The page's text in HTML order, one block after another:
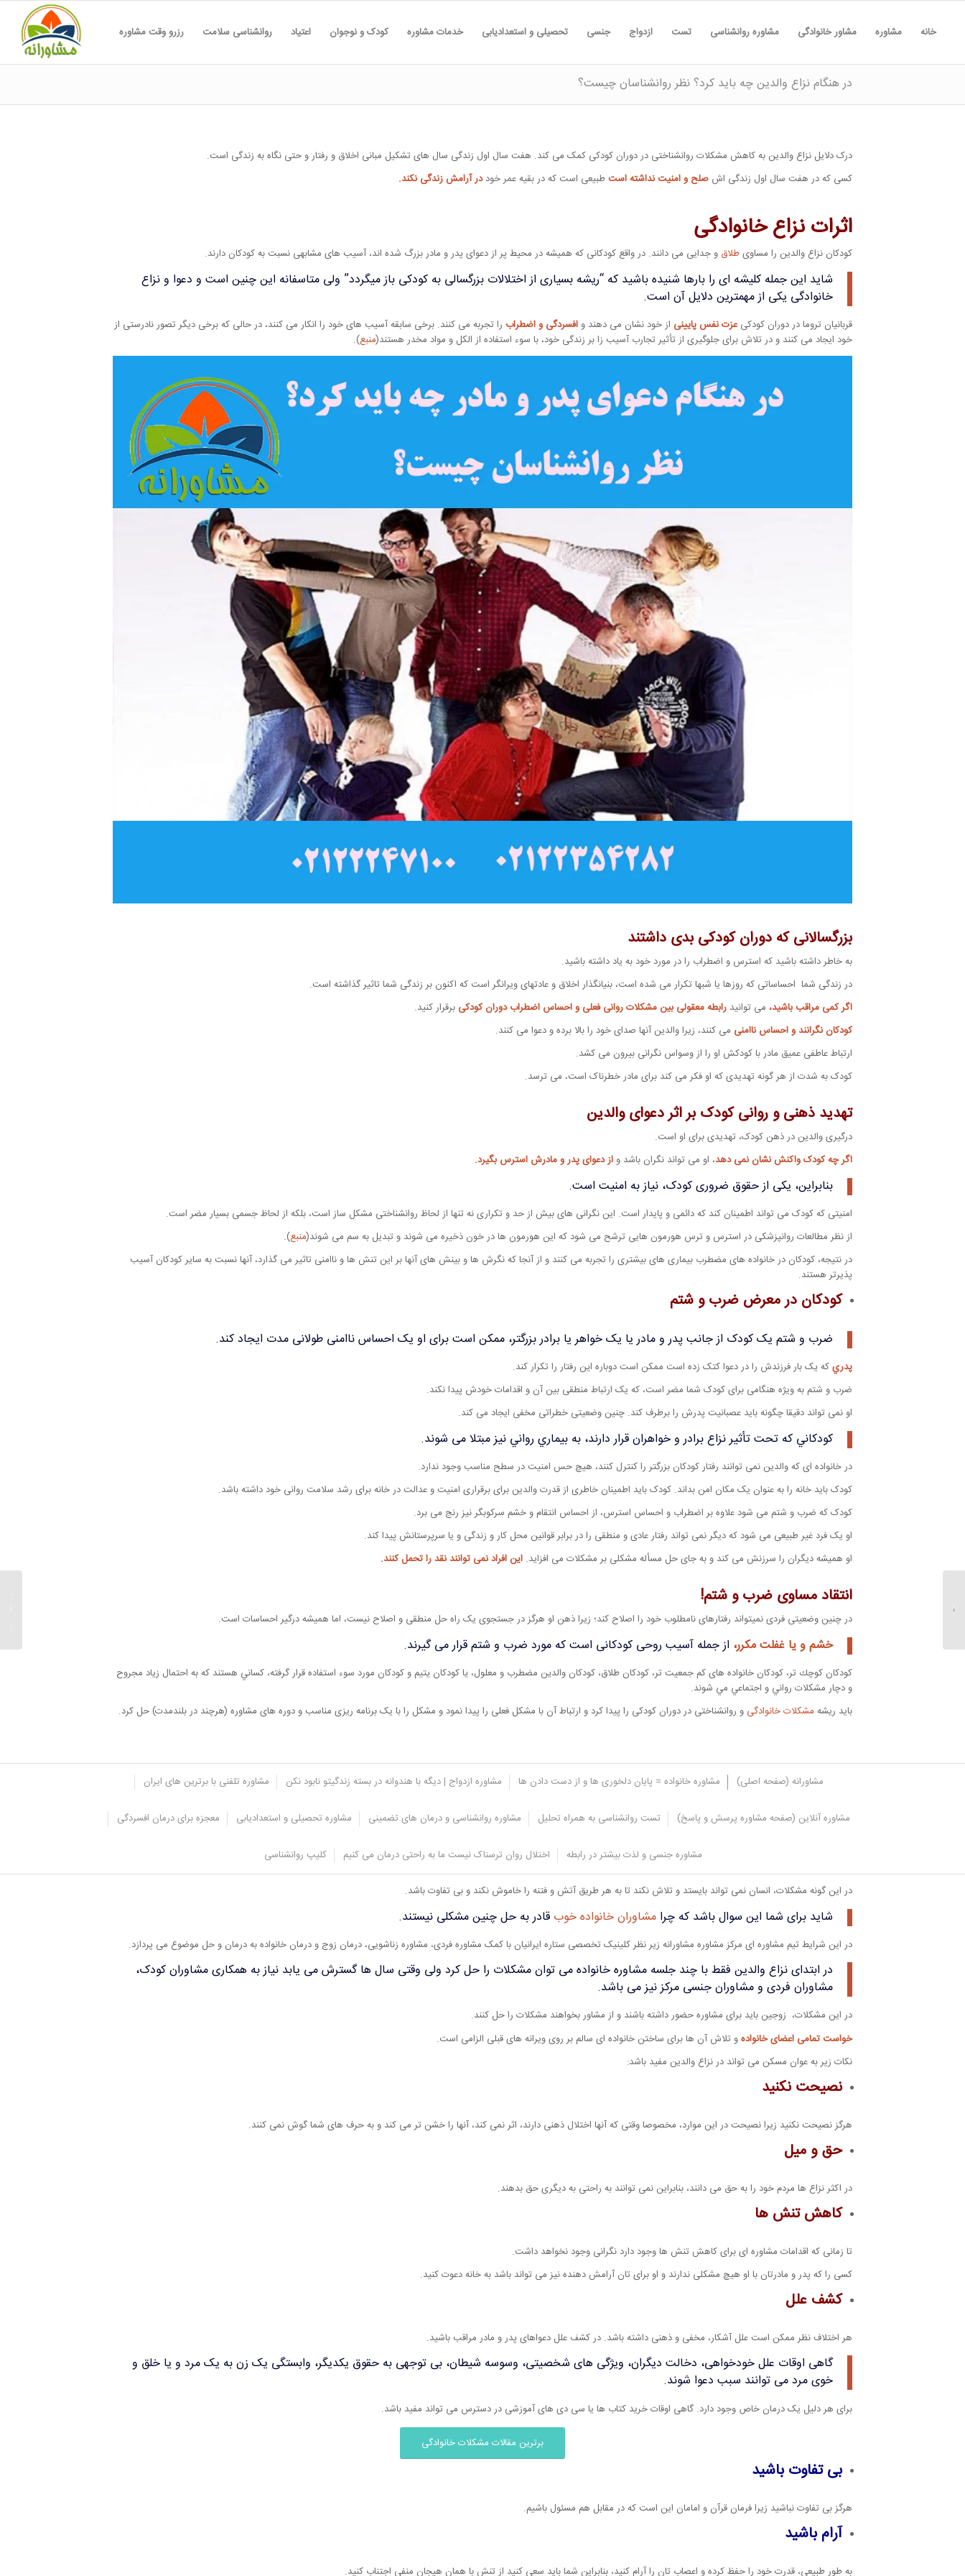
خانه مشاوره مشاور خانوادگی مشاوره روانشناسی تست ازدواج جنسی تحصیلی و استعدادیابی خدمات مشاوره کودک و نوجوان اعتیاد روانشناسی سلامت رزرو وقت مشاوره
در هنگام نزاع والدین چه باید کرد؟ نظر روانشناسان چیست؟
درک دلایل نزاع والدین به کاهش مشکلات روانشناختی در دوران کودکی کمک می کند. هفت سال اول زندگی سال های تشکیل مبانی اخلاق و رفتار و حتی نگاه به زندگی است.
کسی که در هفت سال اول زندگی اش صلح و امنیت نداشته استطبیعی است که در بقیه عمر خوددر آرامش زندگی نکند.
اثرات نزاع خانوادگی
کودکان نزاع والدین را مساویطلاق و جدایی می دانند. در واقع کودکانی که همیشه در محیط پر از دعوای پدر و مادر بزرگ شده اند، آسیب های مشابهی نسبت به کودکان دارند.
شاید این جمله کلیشه ای را بارها شنیده باشید که “ریشه بسیاری از اختلالات بزرگسالی به کودکی باز میگردد” ولی متاسفانه این چنین است و دعوا و نزاع
خانوادگی یکی از مهمترین دلایل آن است.
قربانیان تروما در دوران کودکیعزت نفس پایینی از خود نشان می دهند و افسردگی و اضطراب را تجربه می کنند. برخی سابقه آسیب های خود را انکار می کنند، در حالی که برخی دیگر تصور نادرستی از
خود ایجاد می کنند و در تلاش برای جلوگیری از تأثیر تجارب آسیب زا بر زندگی خود، با سوء استفاده از الکل و مواد مخدر هستند(منبع).
بزرگسالانی که دوران کودکی بدی داشتند
به خاطر داشته باشید که استرس و اضطراب را در مورد خود به یاد داشته باشید.
در زندگی شما احساساتی که روزها یا شبها تکرار می شده است، بنیانگذار اخلاق و عادتهای ویرانگر است که اکنون بر زندگی شما تاثیر گذاشته است.
اگر کمی مراقب باشید، می توانید رابطه معقولی بین مشکلات روانی فعلی و احساس اضطراب دوران کودکی برقرار کنید.
کودکان نگرانند و احساس ناامنی می کنند، زیرا والدین آنها صدای خود را بالا برده و دعوا می کنند.
ارتباط عاطفی عمیق مادر با کودکش او را از وسواس نگرانی بیرون می کشد.
کودک به شدت از هر گونه تهدیدی که او فکر می کند برای مادر خطرناک است، می ترسد.
تهدید ذهنی و روانی کودک بر اثر دعوای والدین
درگیری والدین در ذهن کودک، تهدیدی برای او است.
اگر چه کودک واکنش نشان نمی دهد، او می تواند نگران باشد واز دعوای پدر و مادرش استرس بگیرد.
بنابراین، یکی از حقوق ضروری کودک، نیاز به امنیت است.
امنیتی که کودک می تواند اطمینان کند که دائمی و پایدار است. این نگرانی های بیش از حد و تکراری نه تنها از لحاظ روانشناختی مشکل ساز است، بلکه از لحاظ جسمی بسیار مضر است.
از نظر مطالعات روانپزشکی در استرس و ترس هورمون هایی ترشح می شود که این هورمون ها در خون ذخیره می شوند و تبدیل به سم می شوند(منبع).
در نتیجه، کودکان در خانواده های مضطرب بیماری های بیشتری را تجربه می کنند و از آنجا که نگرش ها و بینش های آنها بر این تنش ها و ناامنی تاثیر می گذارد، آنها نسبت به سایر کودکان آسیب
پذیرتر هستند.
کودکان در معرض ضرب و شتم
ضرب و شتم یک کودک از جانب پدر و مادر یا یک خواهر یا برادر بزرگتر، ممکن است برای او یک احساس ناامنی طولانی مدت ایجاد کند.
پدريکه يک بار فرزندش را در دعوا کتک زده است ممکن است دوباره اين رفتار را تکرار کند.
ضرب و شتم به ویژه هنگامی برای کودک شما مضر است، که یک ارتباط منطقی بین آن و اقدامات خودش پیدا نکند.
او نمی تواند دقیقا چگونه باید عصبانیت پدرش را برطرف کند. چنین وضعیتی خطراتی مخفی ایجاد می کند.
کودکاني كه تحت تأثير نزاع برادر و خواهران قرار دارند، به بيماري رواني نيز مبتلا می شوند.
در خانواده ای که والدین نمی توانند رفتار کودکان بزرگتر را کنترل کنند، هیچ حس امنیت در سطح مناسب وجود ندارد.
کودک باید خانه را به عنوان یک مکان امن بداند. کودک باید اطمینان خاطری از قدرت والدین برای برقراری امنیت و عدالت در خانه برای رشد سلامت روانی خود داشته باشد.
کودک که ضرب و شتم می شود علاوه بر اضطراب و احساس استرس، از احساس انتقام و خشم سرکوبگر نیز رنج می برد.
او یک فرد غیر طبیعی می شود که دیگر نمی تواند رفتار عادی و منطقی را در برابر قوانین محل کار و زندگی و یا سرپرستانش پیدا کند.
او همیشه دیگران را سرزنش می کند و به جای حل مسأله مشکلی بر مشکلات می افزاید. این افراد نمی توانند نقد را تحمل کنند.
انتقاد مساوی ضرب و شتم!
در چنین وضعیتی فردی نمیتواند رفتارهای نامطلوب خود را اصلاح کند؛ زیرا ذهن او هرگز در جستجوی یک راه حل منطقی و اصلاح نیست، اما همیشه درگیر احساسات است.
خشم و یا غفلت مکرر، از جمله آسیب روحی کودکانی است که مورد ضرب و شتم قرار می گیرند.
كودكان كوچك تر، كودكان خانواده های کم جمعیت تر، كودكان طلاق، كودكان والدين مضطرب و معلول، يا كودكان يتيم و كودكان مورد سوء استفاده قرار گرفته، كساني هستند كه به احتمال زياد مجروح
و دچار مشكلات رواني و اجتماعي مي شوند.
باید ریشه مشکلات خانوادگی و روانشناختی در دوران کودکی را پیدا کرد و ارتباط آن با مشکل فعلی را پیدا نمود و مشکل را با یک برنامه ریزی مناسب و دوره های مشاوره (هرچند در بلندمدت) حل کرد.
مشاورانه (صفحه اصلی) مشاوره خانواده = پایان دلخوری ها و از دست دادن ها مشاوره ازدواج | دیگه با هندوانه در بسته زندگیتو نابود نکن مشاوره تلفنی با برترین های ایران
مشاوره آنلاین (صفحه مشاوره پرسش و پاسخ) تست روانشناسی به همراه تحلیل مشاوره روانشناسی و درمان های تضمینی مشاوره تحصیلی و استعدادیابی معجزه برای درمان افسردگی
مشاوره جنسی و لذت بیشتر در رابطه اختلال روان ترسناک نیست ما به راحتی درمان می کنیم کلیپ روانشناسی راه حل های روانشناسان رفع نزاع والدین
در این گونه مشکلات، انسان نمی تواند بایستد و تلاش نکند تا به هر طریق آتش و فتنه را خاموش نکند و بی تفاوت باشد.
شاید برای شما این سوال باشد که چرا مشاوران خانواده خوب قادر به حل چنین مشکلی نیستند.
در این شرایط تیم مشاوره ای مرکز مشاوره مشاورانه زیر نظر کلینیک تخصصی ستاره ایرانیان با کمک مشاوره فردی، مشاوره زناشویی، درمان زوج و درمان خانواده به درمان و حل موضوع می پردازد.
در ابتدای نزاع والدین فقط با چند جلسه مشاوره خانواده می توان مشکلات را حل کرد ولی وقتی سال ها گسترش می یابد نیاز به همکاری مشاوران کودک،
مشاوران فردی و مشاوران جنسی مرکز نیز می باشد.
در این مشکلات، زوجین باید برای مشاوره حضور داشته باشند و از مشاور بخواهند مشکلات را حل کنند.
خواست تمامی اعضای خانوادهو تلاش آن ها برای ساختن خانواده ای سالم بر روی ویرانه های قبلی الزامی است.
نکات زیر به عوان مسکن می تواند در نزاع والدین مفید باشد:
نصیحت نکنید
هرگز نصیحت نکنید زیرا نصیحت در این موارد، مخصوصا وقتی که آنها اختلال ذهنی دارند، اثر نمی کند، آنها را خشن تر می کند و به حرف های شما گوش نمی کنند.
حق و میل
در اکثر نزاع ها مردم خود را به حق می دانند، بنابراین نمی توانند به راحتی به دیگری حق بدهند.
کاهش تنش ها
تا زمانی که اقدامات مشاوره ای برای کاهش تنش ها وجود دارد نگرانی وجود نخواهد داشت.
کسی را که پدر و مادرتان با او هیچ مشکلی ندارند و او برای تان آرامش دهنده نیز می تواند باشد به خانه دعوت کنید.
کشف علل
هر اختلاف نظر ممکن است علل آشکار، مخفی و ذهنی داشته باشد. در کشف علل دعواهای پدر و مادر مراقب باشید.
گاهی اوقات علل خودخواهی، دخالت دیگران، ویژگی های شخصیتی، وسوسه شیطان، بی توجهی به حقوق یکدیگر، وابستگی یک زن به یک مرد و یا خلق و
خوی مرد می توانند سبب دعوا شوند.
برای هر دلیل یک درمان خاص وجود دارد. گاهی اوقات خرید کتاب ها یا سی دی های آموزشی در دسترس می تواند مفید باشد.
برترین مقالات مشکلات خانوادگی
بی تفاوت باشید
هرگز بی تفاوت نباشید زیرا فرمان قرآن و امامان این است که در مقابل هم مسئول باشیم.
آرام باشید
به طور طبیعی، قدرت خود را حفظ کرده و اعصاب تان را آرام کنید، بنابراین شما باید سعی کنید از تنش با همان هیجان منفی اجتناب کنید.
راه
|
علت دعوا در رابطه عاشقانه
زیاد است...